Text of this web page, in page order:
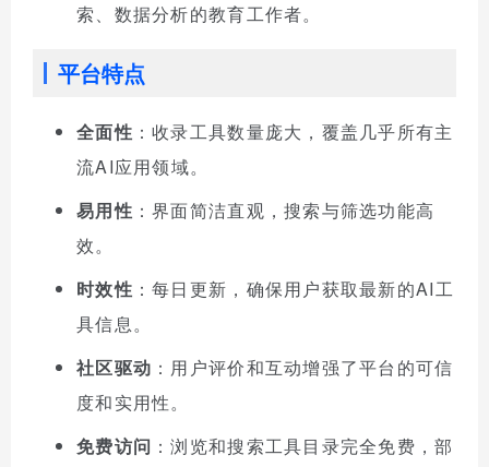
索、数据分析的教育工作者。
平台特点
全面性 ：收录工具数量庞大，覆盖几乎所有主
流AI应用领域。
易用性 ：界面简洁直观，搜索与筛选功能高
效。
时效性 ：每日更新，确保用户获取最新的AI工
具信息。
社区驱动 ：用户评价和互动增强了平台的可信
度和实用性。
免费访问 ：浏览和搜索工具目录完全免费，部